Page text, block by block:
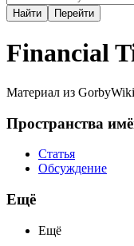
Financial
Материал из GorbyWiki
Пространства
Статья
Обсуждение
Ещё
Ещё